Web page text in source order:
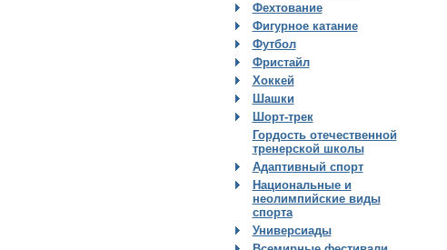
Фехтование
Фигурное катание
Футбол
Фристайл
Хоккей
Шашки
Шорт-трек
Гордость отечественной
тренерской школы
Адаптивный спорт
Национальные и
неолимпийские виды
спорта
Универсиады